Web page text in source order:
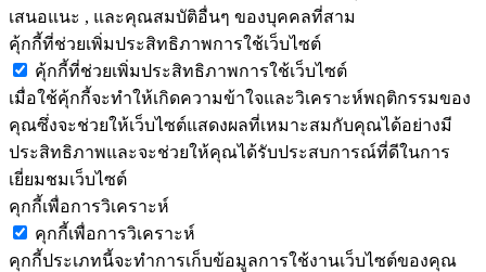
เสนอแนะ , และคุณสมบัติอื่นๆ ของบุคคลที่สาม
คุ้กกี้ที่ช่วยเพิ่มประสิทธิภาพการใช้เว็บไซต์
คุ้กกี้ที่ช่วยเพิ่มประสิทธิภาพการใช้เว็บไซต์
เมื่อใช้คุ้กกี้จะทำให้เกิดความข้าใจและวิเคราะห์พฤติกรรมของ
คุณซึ่งจะช่วยให้เว็บไซต์แสดงผลที่เหมาะสมกับคุณได้อย่างมี
ประสิทธิภาพและจะช่วยให้คุณได้รับประสบการณ์ที่ดีในการ
เยี่ยมชมเว็บไซต์
คุกกี้เพื่อการวิเคราะห์
คุกกี้เพื่อการวิเคราะห์
คุกกี้ประเภทนี้จะทำการเก็บข้อมูลการใช้งานเว็บไซต์ของคุณ